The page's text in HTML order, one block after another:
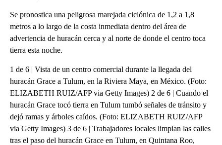
Se pronostica una peligrosa marejada ciclónica de 1,2 a 1,8
metros a lo largo de la costa inmediata dentro del área de
advertencia de huracán cerca y al norte de donde el centro toca
tierra esta noche.
1 de 6 | Vista de un centro comercial durante la llegada del
huracán Grace a Tulum, en la Riviera Maya, en México. (Foto:
ELIZABETH RUIZ/AFP via Getty Images) 2 de 6 | Cuando el
huracán Grace tocó tierra en Tulum tumbó señales de tránsito y
dejó ramas y árboles caídos. (Foto: ELIZABETH RUIZ/AFP
via Getty Images) 3 de 6 | Trabajadores locales limpian las calles
tras el paso del huracán Grace en Tulum, en Quintana Roo,